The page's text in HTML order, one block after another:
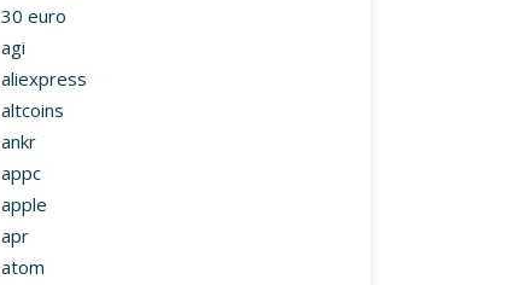
30 euro
agi
aliexpress
altcoins
ankr
appc
apple
apr
atom